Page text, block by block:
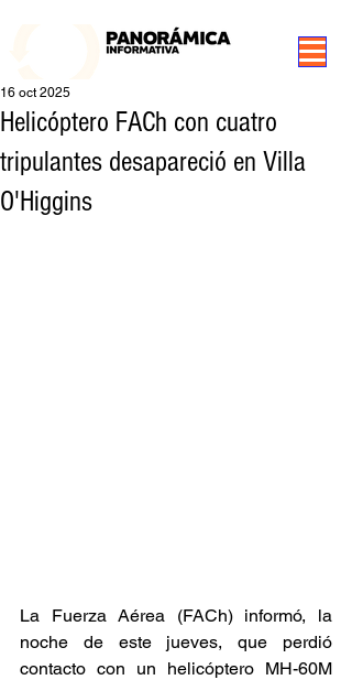
Helicóptero FACh con cuatro
tripulantes desapareció en Villa
O'Higgins
16 oct 2025
La Fuerza Aérea (FACh) informó, la
noche de este jueves, que perdió
contacto con un helicóptero MH-60M